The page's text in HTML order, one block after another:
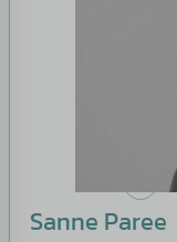
Sanne Paree